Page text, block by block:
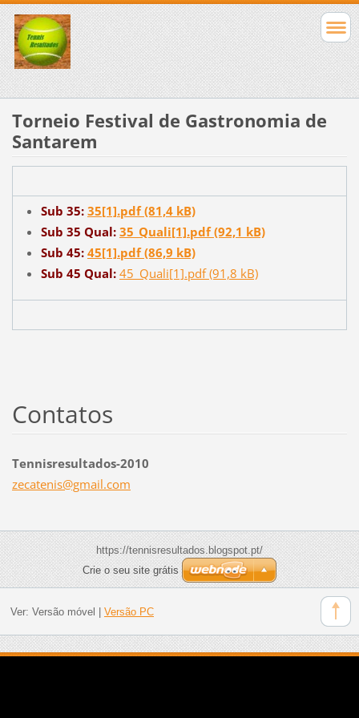
Torneio Festival de Gastronomia de
Santarem
Sub 35: 35[1].pdf (81,4 kB)
Sub 35 Qual: 35_Quali[1].pdf (92,1 kB)
Sub 45: 45[1].pdf (86,9 kB)
Sub 45 Qual: 45_Quali[1].pdf (91,8 kB)
Contatos
Tennisresultados-2010
zecatenis@gmail.com
https://tennisresultados.blogspot.pt/
Crie o seu site grátis
Ver: Versão móvel Versão PC